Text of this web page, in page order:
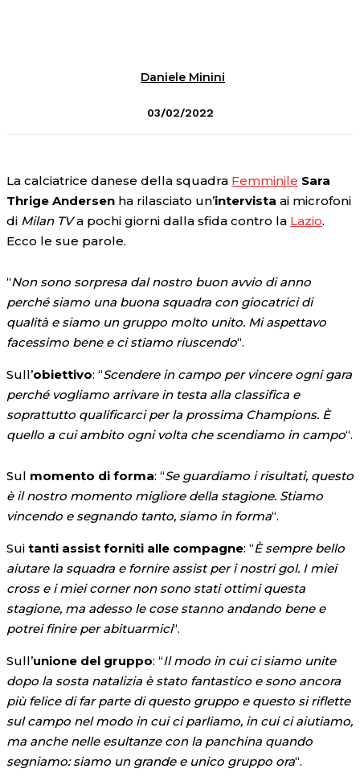
Daniele Minini
03/02/2022
La calciatrice danese della squadra Femminile Sara
Thrige Andersen ha rilasciato un’intervista ai microfoni
di Milan TVa pochi giorni dalla sfida contro la Lazio.
Ecco le sue parole.
“Non sono sorpresa dal nostro buon avvio di anno
perché siamo una buona squadra con giocatrici di
qualità e siamo un gruppo molto unito. Mi aspettavo
facessimo bene e ci stiamo riuscendo“.
Sull’obiettivo: “Scendere in campo per vincere ogni gara
perché vogliamo arrivare in testa alla classifica e
soprattutto qualificarci per la prossima Champions. È
quello a cui ambito ogni volta che scendiamo in campo“.
Sul momento di forma: “Se guardiamo i risultati, questo
è il nostro momento migliore della stagione. Stiamo
vincendo e segnando tanto, siamo in forma“.
Sui tanti assist forniti alle compagne: “È sempre bello
aiutare la squadra e fornire assist per i nostri gol. I miei
cross e i miei corner non sono stati ottimi questa
stagione, ma adesso le cose stanno andando bene e
potrei finire per abituarmici“.
Sull’unione del gruppo: “Il modo in cui ci siamo unite
dopo la sosta natalizia è stato fantastico e sono ancora
più felice di far parte di questo gruppo e questo si riflette
sul campo nel modo in cui ci parliamo, in cui ci aiutiamo,
ma anche nelle esultanze con la panchina quando
segniamo: siamo un grande e unico gruppo ora“.